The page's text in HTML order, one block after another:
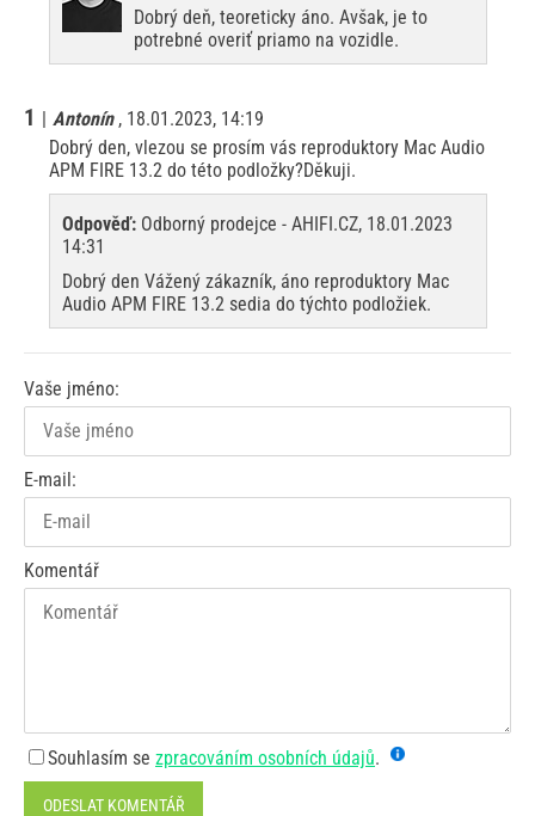
Dobrý deň, teoreticky áno. Avšak, je to
potrebné overiť priamo na vozidle.
1 | Antonín , 18.01.2023, 14:19
Dobrý den, vlezou se prosím vás reproduktory Mac Audio
APM FIRE 13.2 do této podložky?Děkuji.
Odpověď: Odborný prodejce - AHIFI.CZ, 18.01.2023
14:31
Dobrý den Vážený zákazník, áno reproduktory Mac
Audio APM FIRE 13.2 sedia do týchto podložiek.
Vaše jméno:
E-mail:
Komentář
Souhlasím se zpracováním osobních údajů.
ODESLAT KOMENTÁŘ